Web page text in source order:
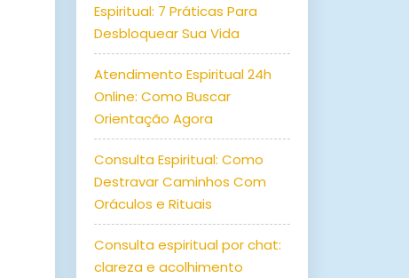
Espiritual: 7 Práticas Para
Desbloquear Sua Vida
Atendimento Espiritual 24h
Online: Como Buscar
Orientação Agora
Consulta Espiritual: Como
Destravar Caminhos Com
Oráculos e Rituais
Consulta espiritual por chat:
clareza e acolhimento